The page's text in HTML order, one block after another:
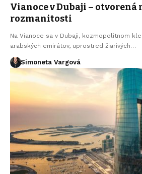
Vianoce v Dubaji – otvorená
rozmanitosti
Na Vianoce sa v Dubaji, kozmopolitnom
arabských emirátov, uprostred žiarivých…
Simoneta Vargová